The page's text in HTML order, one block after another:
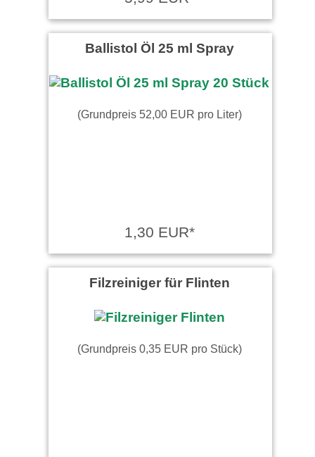
Ballistol Öl 25 ml Spray
(Grundpreis 52,00 EUR pro Liter)
1,30 EUR*
Filzreiniger für Flinten
(Grundpreis 0,35 EUR pro Stück)